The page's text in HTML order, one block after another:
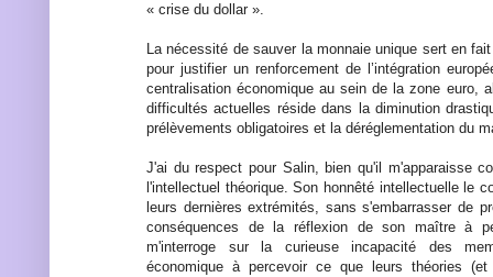
« crise du dollar ».
La nécessité de sauver la monnaie unique sert en
pour justifier un renforcement de l’intégration
centralisation économique au sein de la zone euro,
difficultés actuelles réside dans la diminution
prélèvements obligatoires et la déréglementation du
J'ai du respect pour Salin, bien qu'il m'apparaisse
l'intellectuel théorique. Son honnêté intellectuelle le
leurs dernières extrémités, sans s'embarrasser de
conséquences de la réflexion de son maître à
m'interroge sur la curieuse incapacité des
économique à percevoir ce que leurs théories